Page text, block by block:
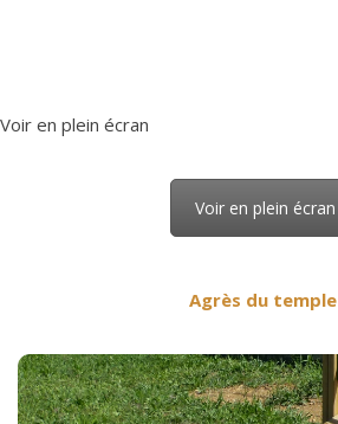
Voir en plein écran
Voir en plein écran
Agrès du temple